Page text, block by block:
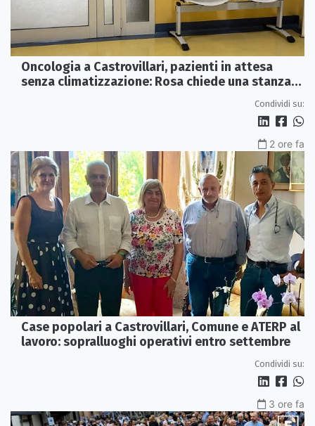
Oncologia a Castrovillari, pazienti in attesa
senza climatizzazione: Rosa chiede una stanza
Condividi su:
2 ore fa
Case popolari a Castrovillari, Comune e ATERP al
lavoro: sopralluoghi operativi entro settembre
Condividi su:
3 ore fa